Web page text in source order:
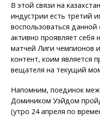
В этой связи на
индустрии есть третий
воспользоваться
активно проявляет себя
матчей Лиги чемпионов
контент, коим является
вещателя на текущий
Напомним, поединок
Домиником Уэйдом
(утро 24 апреля по